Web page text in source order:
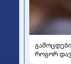
როგორ